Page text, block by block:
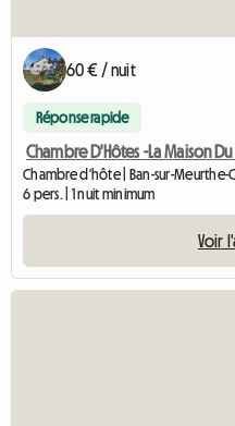
60 € / nuit
Réponse rapide
Chambre D'Hôtes -La Maison Du
Chambre d'hôte | Ban-sur-Meurthe-
6 pers. | 1 nuit minimum
Voir